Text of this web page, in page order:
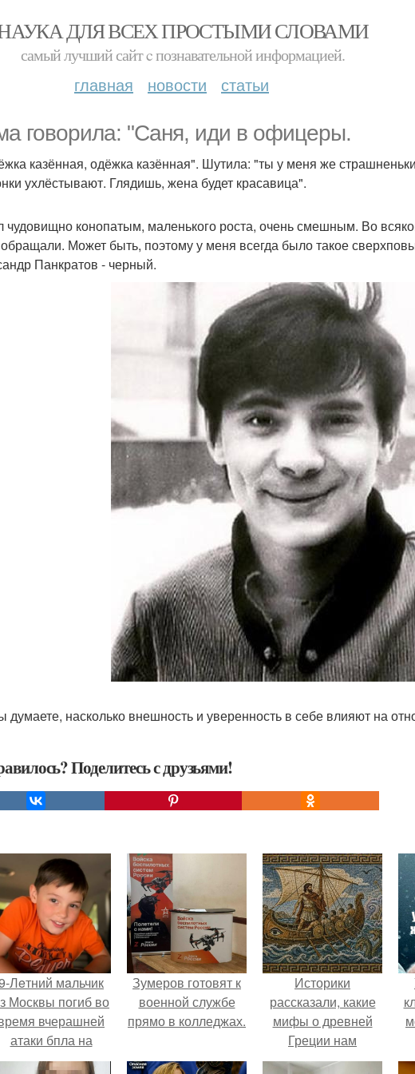
ДЛЯ ВСЕХ ПРОСТЫМИ СЛОВАМИ
самый лучший сайт c познавательной информацией.
главная новости статьи
говорила: "Саня, иди в офицеры.
казённая, одёжка казённая". Шутила: "ты у меня же
ухлёстывают. Глядишь, жена будет красавица".
чудовищно конопатым, маленького роста, очень смешным. Во
Может быть, поэтому у меня всегда было такое
Панкратов - черный.
думаете, насколько внешность и уверенность в себе влияют на
Поделитесь с друзьями!
Лeтний мaльчик
Москвы погиб во
вчерашней
атаки бпла на
пляже под
Зумеров готовят к
военной службе
прямо в колледжах.
Историки
рассказали, какие
мифы о древней
Греции нам
навязало кино.